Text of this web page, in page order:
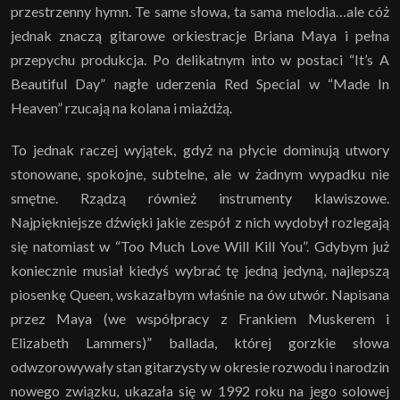
przestrzenny hymn. Te same słowa, ta sama melodia…ale cóż
jednak znaczą gitarowe orkiestracje Briana Maya i pełna
przepychu produkcja. Po delikatnym into w postaci “It’s A
Beautiful Day” nagłe uderzenia Red Special w “Made In
Heaven” rzucają na kolana i miażdżą.
To jednak raczej wyjątek, gdyż na płycie dominują utwory
stonowane, spokojne, subtelne, ale w żadnym wypadku nie
smętne. Rządzą również instrumenty klawiszowe.
Najpiękniejsze dźwięki jakie zespół z nich wydobył rozlegają
się natomiast w “Too Much Love Will Kill You”. Gdybym już
koniecznie musiał kiedyś wybrać tę jedną jedyną, najlepszą
piosenkę Queen, wskazałbym właśnie na ów utwór. Napisana
przez Maya (we współpracy z Frankiem Muskerem i
Elizabeth Lammers)” ballada, której gorzkie słowa
odwzorowywały stan gitarzysty w okresie rozwodu i narodzin
nowego związku, ukazała się w 1992 roku na jego solowej